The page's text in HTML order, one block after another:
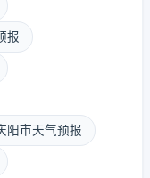
报
阳市天气预报